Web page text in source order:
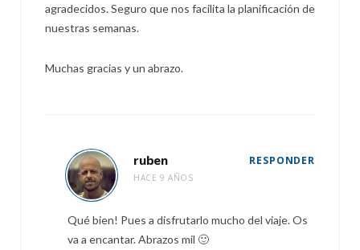
agradecidos. Seguro que nos facilita la planificación de
nuestras semanas.
Muchas gracias y un abrazo.
ruben
HACE 9 AÑOS
RESPONDER
Qué bien! Pues a disfrutarlo mucho del viaje. Os
va a encantar. Abrazos mil 🙂